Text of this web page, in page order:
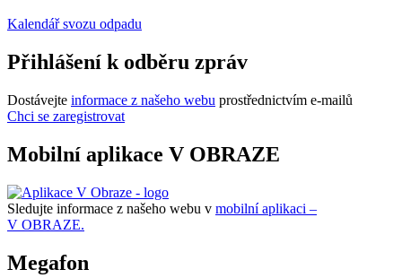
Kalendář svozu odpadu
Přihlášení k odběru zpráv
Dostávejte informace z našeho webu prostřednictvím e-mailů
Chci se zaregistrovat
Mobilní aplikace V OBRAZE
Sledujte informace z našeho webu v mobilní aplikaci –
V OBRAZE.
Megafon